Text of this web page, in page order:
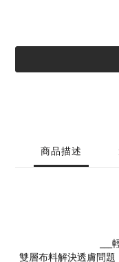
商品描述
雙層布料解決透膚問題